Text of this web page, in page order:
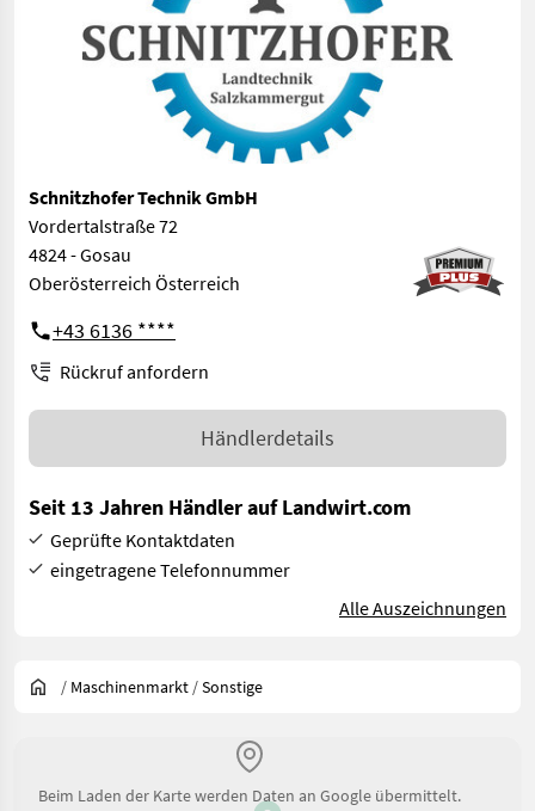
Schnitzhofer Technik GmbH
Vordertalstraße 72
4824 - Gosau
Oberösterreich Österreich
+43 6136 ****
Rückruf anfordern
Händlerdetails
Seit 13 Jahren Händler auf Landwirt.com
Geprüfte Kontaktdaten
eingetragene Telefonnummer
Alle Auszeichnungen
/ Maschinenmarkt /Sonstige
Beim Laden der Karte werden Daten an Google übermittelt.